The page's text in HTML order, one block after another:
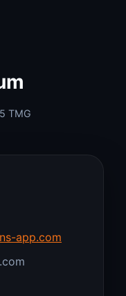
TMG
app.com